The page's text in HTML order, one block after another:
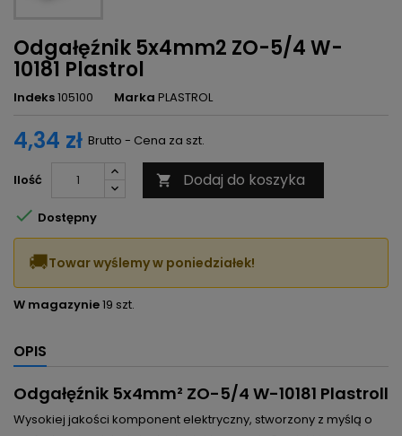
Odgałęźnik 5x4mm2 ZO-5/4 W-
10181 Plastrol
Indeks105100 Marka PLASTROL
4,34 zł Brutto - Cena za szt.
Ilość  Dodaj do koszyka
 Dostępny
🚚Towar wyślemy w poniedziałek!
W magazynie19 szt.
OPIS
Odgałęźnik 5x4mm² ZO-5/4 W-10181 Plastroll
Wysokiej jakości komponent elektryczny, stworzony z myślą o